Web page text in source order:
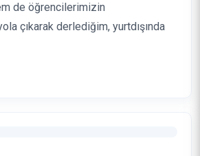
de öğrencilerimizin
çıkarak derlediğim, yurtdışında